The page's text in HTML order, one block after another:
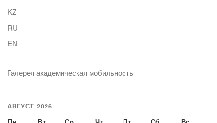
KZ
RU
EN
Галерея академическая мобильность
АВГУСТ 2026